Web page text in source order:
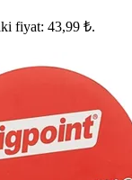
fiyat: 43,99 ₺.